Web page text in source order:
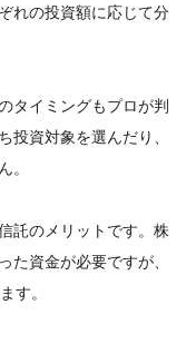
れの投資額に応じて分
タイミングもプロが判
投資対象を選んだり、
。
託のメリットです。株
た資金が必要ですが、
す。